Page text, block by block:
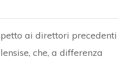
ai direttori precedenti
che, a differenza